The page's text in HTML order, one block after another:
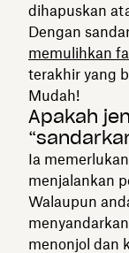
dihapuskan
Dengan
memulihkan
terakhir yang
Mudah!
Apakah
Ia
menjalankan
Walaupun
menonjol dan